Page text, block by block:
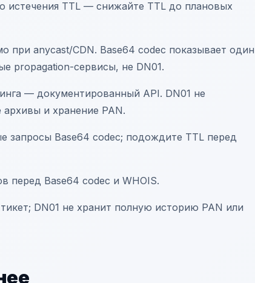
истечения TTL — снижайте TTL до плановых
при anycast/CDN. Base64 codec показывает один
propagation-сервисы, не DN01.
— документированный API. DN01 не
архивы и хранение PAN.
запросы Base64 codec; подождите TTL перед
перед Base64 codec и WHOIS.
DN01 не хранит полную историю PAN или